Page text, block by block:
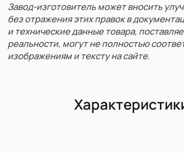
Завод-изготовитель может вносить
без отражения этих правок в
и технические данные товара,
реальности, могут не полностью
изображениям и тексту на сайте.